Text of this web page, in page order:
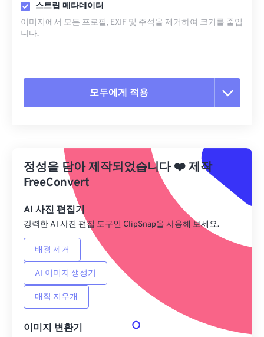
스트립 메타데이터
이미지에서 모든 프로필, EXIF ​​및 주석을 제거하여 크기를 줄입
니다.
모두에게 적용
사전 설정에서 적용
사전 설정으로 저장
정성을 담아 제작되었습니다❤️제작
FreeConvert
AI 사진 편집기
강력한 AI 사진 편집 도구인 ClipSnap을 사용해 보세요.
배경 제거
AI 이미지 생성기
매직 지우개
이미지 변환기